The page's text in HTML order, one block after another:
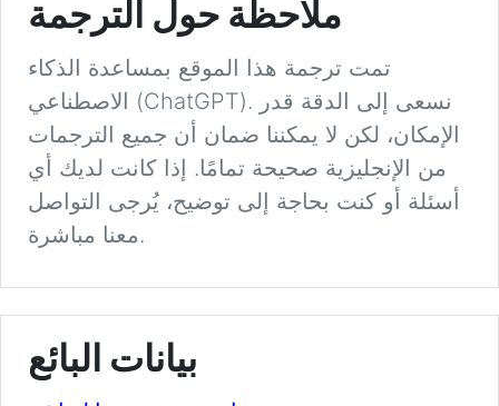
ملاحظة حول الترجمة
تمت ترجمة هذا الموقع بمساعدة الذكاء
الاصطناعي (ChatGPT). نسعى إلى الدقة قدر
الإمكان، لكن لا يمكننا ضمان أن جميع الترجمات
من الإنجليزية صحيحة تمامًا. إذا كانت لديك أي
أسئلة أو كنت بحاجة إلى توضيح، يُرجى التواصل
معنا مباشرة.
بيانات البائع